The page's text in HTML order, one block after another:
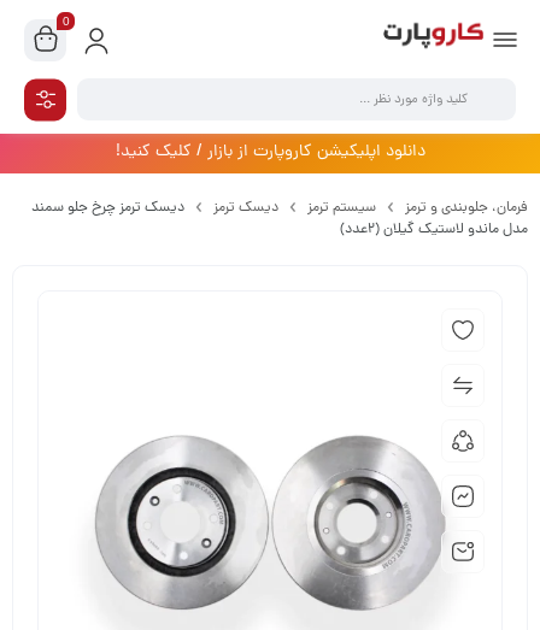
0
دانلود اپلیکیشن کاروپارت از بازار / کلیک کنید!
فرمان،‌ جلوبندی و ترمز سیستم ترمز دیسک ترمز
دیسک ترمز چرخ جلو سمند
مدل ماندو لاستیک گیلان (2عدد)